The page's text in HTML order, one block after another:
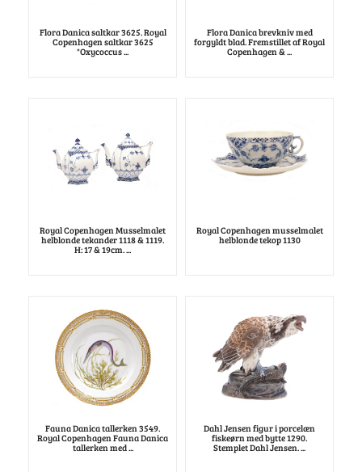
Flora Danica saltkar 3625. Royal
Copenhagen saltkar 3625
"Oxycoccus ...
Flora Danica brevkniv med
forgyldt blad. Fremstillet af Royal
Copenhagen & ...
Royal Copenhagen Musselmalet
helblonde tekander 1118 & 1119.
H: 17 & 19cm. ...
Royal Copenhagen musselmalet
helblonde tekop 1130
Fauna Danica tallerken 3549.
Royal Copenhagen Fauna Danica
tallerken med ...
Dahl Jensen figur i porcelæn
fiskeørn med bytte 1290.
Stemplet Dahl Jensen. ...